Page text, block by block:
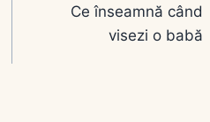
Ce înseamnă când
visezi o babă